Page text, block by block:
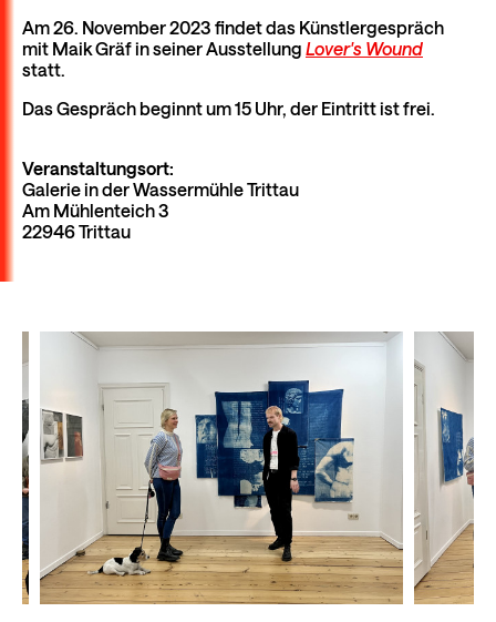
Am 26. November 2023 findet das Künstlergespräch
mit Maik Gräf in seiner Ausstellung Lover's Wound
statt.
Das Gespräch beginnt um 15 Uhr, der Eintritt ist frei.
Veranstaltungsort:
Galerie in der Wassermühle Trittau
Am Mühlenteich 3
22946 Trittau